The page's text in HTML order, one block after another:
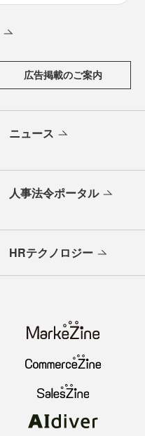
広告掲載のご案内
ニュース
人事法令ポータル
HRテクノロジー